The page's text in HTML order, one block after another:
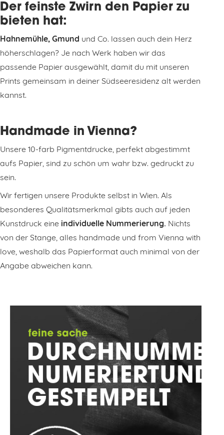
Der feinste Zwirn den Papier zu
bieten hat:
Hahnemühle, Gmund und Co. lassen auch dein Herz
höherschlagen? Je nach Werk haben wir das
passende Papier ausgewählt, damit du mit unseren
Prints gemeinsam in deiner Südseeresidenz alt werden
kannst.
Handmade in Vienna?
Unsere 10-farb Pigmentdrucke, perfekt abgestimmt
aufs Papier, sind zu schön um wahr bzw. gedruckt zu
sein.
Wir fertigen unsere Produkte selbst in Wien. Als
besonderes Qualitätsmerkmal gibts auch auf jeden
Kunstdruck eine individuelle Nummerierung. Nichts
von der Stange, alles handmade und from Vienna with
love, weshalb das Papierformat auch minimal von der
Angabe abweichen kann.